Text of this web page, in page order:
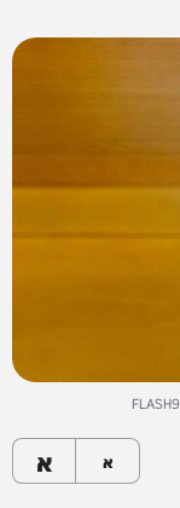
א א